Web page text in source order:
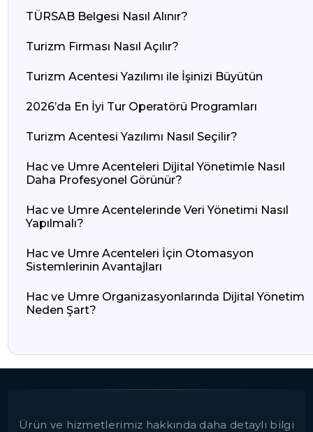
TÜRSAB Belgesi Nasıl Alınır?
Turizm Firması Nasıl Açılır?
Turizm Acentesi Yazılımı ile İşinizi Büyütün
2026’da En İyi Tur Operatörü Programları
Turizm Acentesi Yazılımı Nasıl Seçilir?
Hac ve Umre Acenteleri Dijital Yönetimle Nasıl
Daha Profesyonel Görünür?
Hac ve Umre Acentelerinde Veri Yönetimi Nasıl
Yapılmalı?
Hac ve Umre Acenteleri İçin Otomasyon
Sistemlerinin Avantajları
Hac ve Umre Organizasyonlarında Dijital Yönetim
Neden Şart?
Ürün ve hizmetlerimiz hakkında daha detaylı bilgi